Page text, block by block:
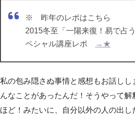
※ 昨年のレポはこちら
2015冬至「一陽来復！易で占
ペシャル講座レポ
→★
私の包み隠さぬ事情と感想もお話し
んなことがあったんだ！そうやって
ほど！みたいに、自分以外の人の出